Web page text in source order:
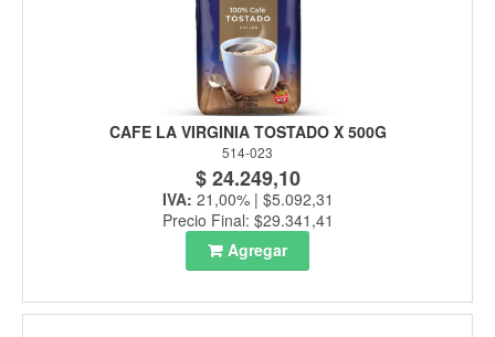
CAFE LA VIRGINIA TOSTADO X 500G
514-023
$ 24.249,10
IVA: 21,00% | $5.092,31
Precio Final: $29.341,41
Agregar